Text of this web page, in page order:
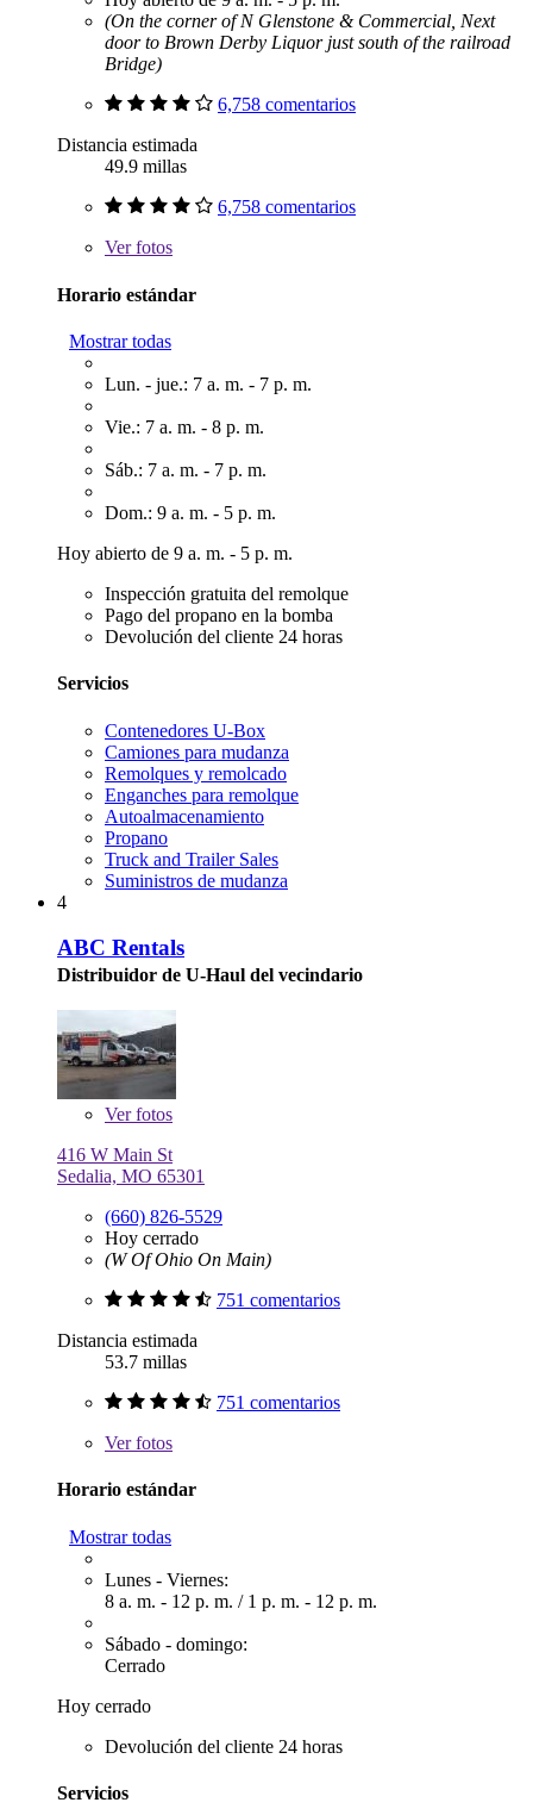
(On the corner of N Glenstone & Commercial, Next
door to Brown Derby Liquor just south of the railroad
Bridge)
6,758 comentarios
Distancia estimada
49.9 millas
6,758 comentarios
Verfotos
Horario estándar
Mostrar todas
Lun. - jue.: 7 a. m. - 7 p. m.
Vie.: 7 a. m. - 8 p. m.
Sáb.: 7 a. m. - 7 p. m.
Dom.: 9 a. m. - 5 p. m.
Hoy abierto de 9 a. m. - 5 p. m.
Inspección gratuita del remolque
Pago del propano en la bomba
Devolución del cliente 24 horas
Servicios
Contenedores U-Box
Camiones para mudanza
Remolques y remolcado
Enganches para remolque
Autoalmacenamiento
Propano
Truck and Trailer Sales
Suministros de mudanza
4
ABC Rentals
Distribuidor de U-Haul del vecindario
Verfotos
416 W Main St
Sedalia, MO 65301
(660) 826-5529
Hoy cerrado
(W Of Ohio On Main)
751 comentarios
Distancia estimada
53.7 millas
751 comentarios
Verfotos
Horario estándar
Mostrar todas
Lunes - Viernes:
8 a. m. - 12 p. m. / 1 p. m. - 12 p. m.
Sábado - domingo:
Cerrado
Hoy cerrado
Devolución del cliente 24 horas
Servicios